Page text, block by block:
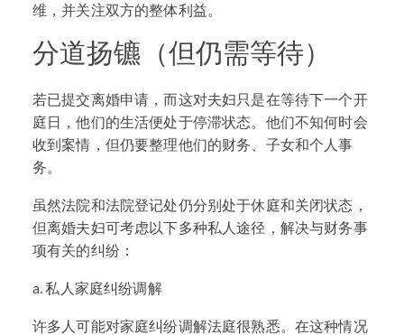
维，并关注双方的整体利益。
分道扬镳（但仍需等待）
若已提交离婚申请，而这对夫妇只是在等待下一个开
庭日，他们的生活便处于停滞状态。他们不知何时会
收到案情，但仍要整理他们的财务、子女和个人事
务。
虽然法院和法院登记处仍分别处于休庭和关闭状态，
但离婚夫妇可考虑以下多种私人途径，解决与财务事
项有关的纠纷：
a. 私人家庭纠纷调解
许多人可能对家庭纠纷调解法庭很熟悉。在这种情况